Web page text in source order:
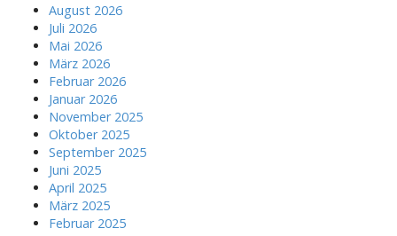
August 2026
Juli 2026
Mai 2026
März 2026
Februar 2026
Januar 2026
November 2025
Oktober 2025
September 2025
Juni 2025
April 2025
März 2025
Februar 2025